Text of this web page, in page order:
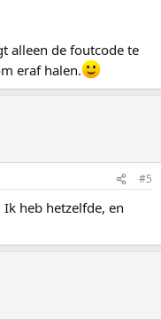
alleen de foutcode te
eraf halen.
#5
heb hetzelfde, en